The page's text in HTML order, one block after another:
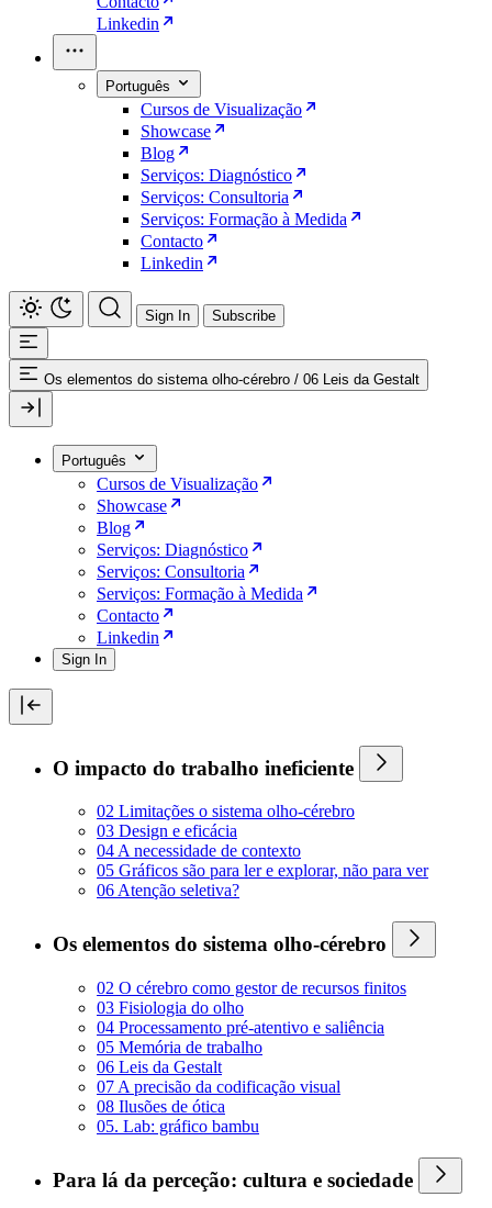
Linkedin
Português
Cursos de Visualização
Showcase
Blog
Serviços: Diagnóstico
Serviços: Consultoria
Serviços: Formação à Medida
Contacto
Linkedin
Sign In Subscribe
Os elementos do sistema olho-cérebro / 06 Leis da Gestalt
Português
Cursos de Visualização
Showcase
Blog
Serviços: Diagnóstico
Serviços: Consultoria
Serviços: Formação à Medida
Contacto
Linkedin
Sign In
O impacto do trabalho ineficiente
02 Limitações o sistema olho-cérebro
03 Design e eficácia
04 A necessidade de contexto
05 Gráficos são para ler e explorar, não para ver
06 Atenção seletiva?
Os elementos do sistema olho-cérebro
02 O cérebro como gestor de recursos finitos
03 Fisiologia do olho
04 Processamento pré-atentivo e saliência
05 Memória de trabalho
06 Leis da Gestalt
07 A precisão da codificação visual
08 Ilusões de ótica
05. Lab: gráfico bambu
Para lá da perceção: cultura e sociedade